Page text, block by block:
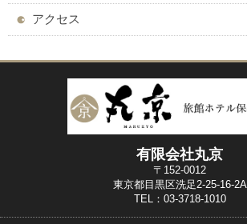
アクセス
有限会社丸京
〒152-0012
東京都目黒区洗足2-25-16-2A
TEL：03-3718-1010